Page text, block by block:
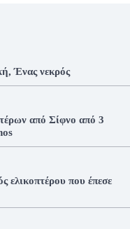
Ένας νεκρός
από Σίφνο από 3
ελικοπτέρου που έπεσε